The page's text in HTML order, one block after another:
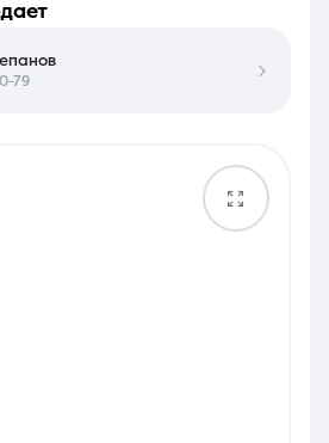
79